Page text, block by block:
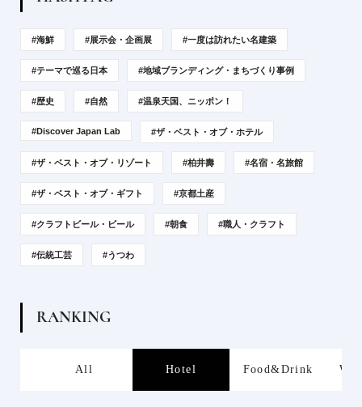
#海鮮 #展示会・企画展 #一度は訪れたい名建築
#テーマで巡る日本 #地域ブランディング・まちづくり事例
#歴史 #自然 #温泉天国、ニッポン！
#Discover Japan Lab #ザ・ベスト・オブ・ホテル
#ザ・ベスト・オブ・リゾート #柏井壽 #名宿・名旅館
#ザ・ベスト・オブ・ギフト #京都土産
#クラフトビール・ビール #朝食 #職人・クラフト
#伝統工芸 #うつわ
RANKING
All Hotel Food&Drink